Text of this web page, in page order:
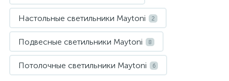
Настольные светильники Maytoni 2
Подвесные светильники Maytoni 8
Потолочные светильники Maytoni 6